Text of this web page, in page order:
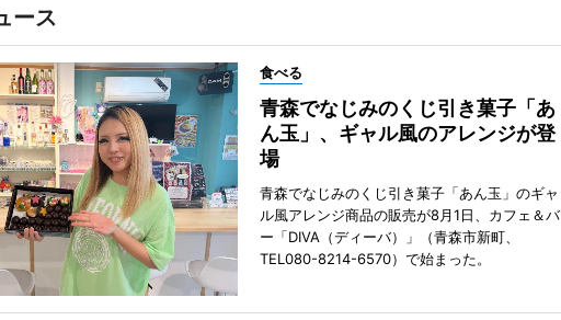
ース
食べる
青森でなじみのくじ引き菓子「あ
ん玉」、ギャル風のアレンジが登
場
青森でなじみのくじ引き菓子「あん玉」のギャ
ル風アレンジ商品の販売が8月1日、カフェ＆バ
ー「DIVA（ディーバ）」（青森市新町、
TEL080-8214-6570）で始まった。